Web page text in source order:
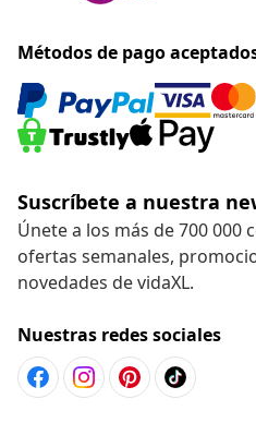
Métodos de pago
Suscríbete a nuestra
Únete a los más de 700
ofertas semanales,
novedades de vidaXL.
Nuestras redes sociales